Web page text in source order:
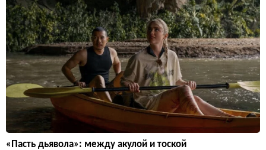
«Пасть дьявола»: между акулой и тоской